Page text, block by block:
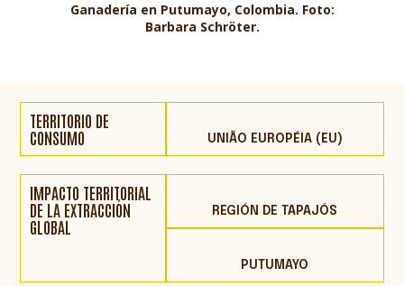
Ganadería en Putumayo, Colombia. Foto:
Barbara Schröter.
TERRITORIO DE
CONSUMO UNIÃO EUROPÉIA (EU)
IMPACTO TERRITORIAL
DE LA EXTRACCIÓN
GLOBAL
REGIÓN DE TAPAJÓS
PUTUMAYO